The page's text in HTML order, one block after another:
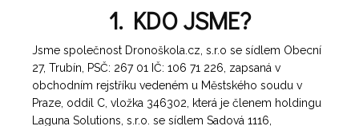
1. KDO JSME?
Jsme společnost Dronoškola.cz, s.r.o se sídlem Obecní
27, Trubín, PSČ: 267 01 IČ: 106 71 226, zapsaná v
obchodním rejstříku vedeném u Městského soudu v
Praze, oddíl C, vložka 346302, která je členem holdingu
Laguna Solutions, s.r.o. se sídlem Sadová 1116,